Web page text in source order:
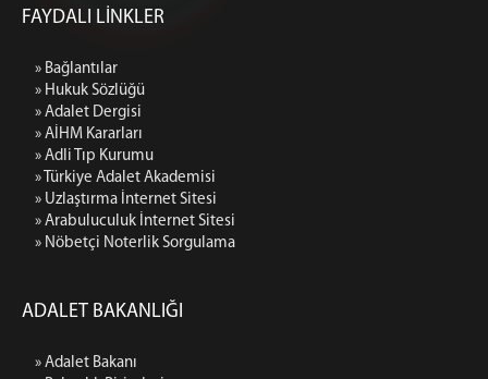
FAYDALI LİNKLER
» Bağlantılar
» Hukuk Sözlüğü
» Adalet Dergisi
» AİHM Kararları
» Adli Tıp Kurumu
» Türkiye Adalet Akademisi
» Uzlaştırma İnternet Sitesi
» Arabuluculuk İnternet Sitesi
» Nöbetçi Noterlik Sorgulama
ADALET BAKANLIĞI
» Adalet Bakanı